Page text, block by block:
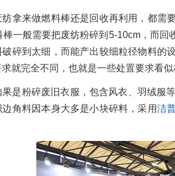
拿来做燃料棒还是回收再利用，都需
棒一般需要把废纺粉碎到5-10cm，而
碎到太细，而能产出较细粒径物料的
就完全不同，也就是一些处置要求看
是粉碎废旧衣服，包含风衣、羽绒服
角料因本身大多是小块碎料，采用洁